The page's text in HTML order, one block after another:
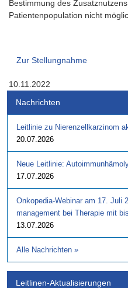
Bestimmung des
Patientenpopulation nicht
Zur Stellungnahme
10.11.2022
Nachrichten
Leitlinie zu Nierenzellkarzinom
20.07.2026
Neue Leitlinie:
17.07.2026
Onkopedia-Webinar am 17. Juli
management bei Therapie mit
13.07.2026
Alle Nachrichten »
Leitlinen-Aktualisierungen